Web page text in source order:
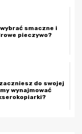
smaczne i
pieczywo?
do swojej
wynajmować